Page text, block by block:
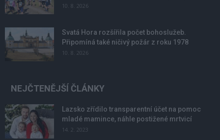
10. 8. 2026
Svatá Hora rozšířila počet bohoslužeb.
Připomíná také ničivý požár z roku 1978
10. 8. 2026
NEJČTENĚJŠÍ ČLÁNKY
Lazsko zřídilo transparentní účet na pomoc
mladé mamince, náhle postižené mrtvicí
14. 2. 2023